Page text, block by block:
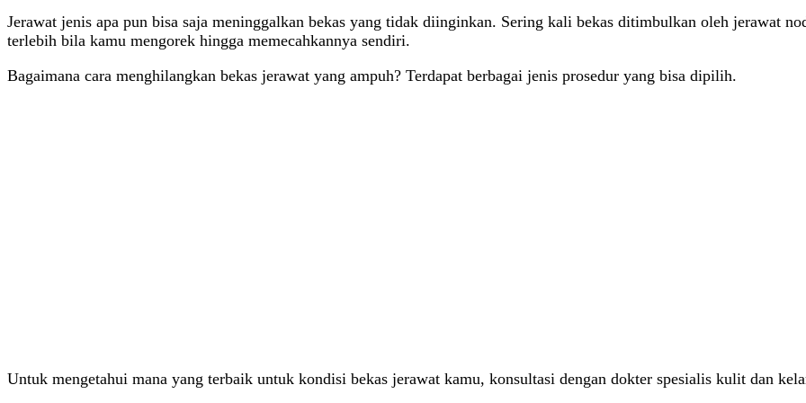
Jerawat jenis apa pun bisa saja meninggalkan bekas yang tidak diinginkan. Sering kali bekas ditimbulkan oleh jerawat
terlebih bila kamu mengorek hingga memecahkannya sendiri.
Bagaimana cara menghilangkan bekas jerawat yang ampuh? Terdapat berbagai jenis prosedur yang bisa dipilih.
Untuk mengetahui mana yang terbaik untuk kondisi bekas jerawat kamu, konsultasi dengan dokter spesialis kulit dan